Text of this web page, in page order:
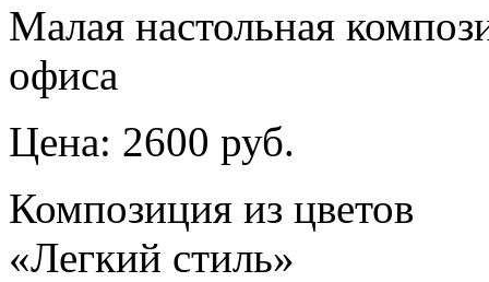
Малая настольная
офиса
Цена: 2600 руб.
Композиция из цветов
«Легкий стиль»